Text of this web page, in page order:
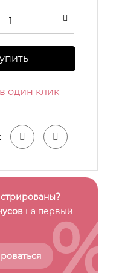
один клик
на первый%